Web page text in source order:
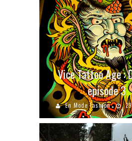
Vice Tattoo Age :
episode 3
En Mode Fashion